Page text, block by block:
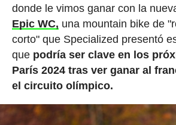
donde le vimos ganar con la
Epic WC, una mountain bike de
corto" que Specialized presentó
que podría ser clave en los
París 2024 tras ver ganar al
el circuito olímpico.